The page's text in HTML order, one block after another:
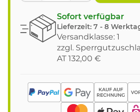
Sofort verfügbar
Lieferzeit: 7 - 8
Versandklasse: 1
zzgl.
AT 132,00 €